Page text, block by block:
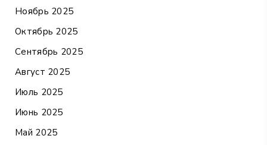
Ноябрь 2025
Октябрь 2025
Сентябрь 2025
Август 2025
Июль 2025
Июнь 2025
Май 2025